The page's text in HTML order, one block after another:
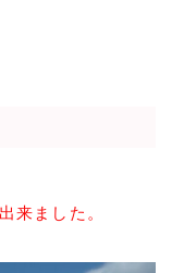
来ました。